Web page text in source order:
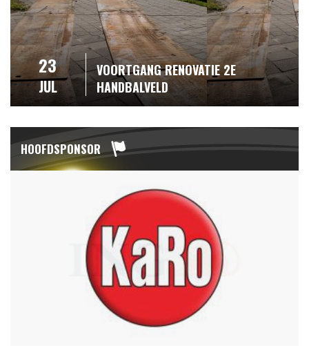
23
JUL
VOORTGANG RENOVATIE 2E
HANDBALVELD
HOOFDSPONSOR